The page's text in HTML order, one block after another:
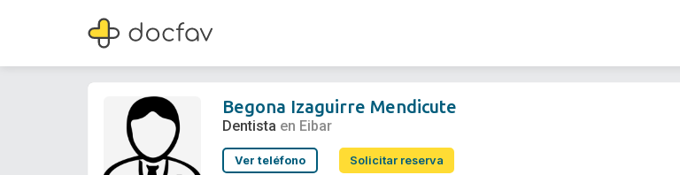
Begona Izaguirre Mendicute
Dentista
Begona Izaguirre Mendicute
Dentista en Eibar
Ver teléfono Solicitar reserva